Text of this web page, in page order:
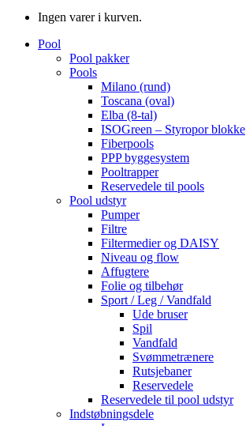
Ingen varer i kurven.
Pool
Pool pakker
Pools
Milano (rund)
Toscana (oval)
Elba (8-tal)
ISOGreen – Styropor blokke
Fiberpools
PPP byggesystem
Pooltrapper
Reservedele til pools
Pool udstyr
Pumper
Filtre
Filtermedier og DAISY
Niveau og flow
Affugtere
Folie og tilbehør
Sport / Leg / Vandfald
Ude bruser
Spil
Vandfald
Svømmetrænere
Rutsjebaner
Reservedele
Reservedele til pool udstyr
Indstøbningsdele